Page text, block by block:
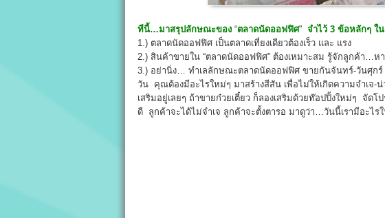
ทีนี้…มาสรุปลักษณะของ “ตลาดนัดออฟฟิศ” จำไว้ 3 ข้อหลักๆ ใ
1.) ตลาดนัดออฟฟิศ เป็นตลาดเที่ยงเดียวต้องเร็ว และ แรง
2.) สินค้าขายใน “ตลาดนัดออฟฟิศ” ต้องเหมาะสม รู้จักลูกค้า…
3.) อย่านิ่ง… ทำเลลักษณะตลาดนัดออฟฟิศ ขายกันจันทร์-วันศุกร์
วัน คุณต้องมีอะไรใหม่ๆ มาสร้างสีสัน เพื่อไม่ให้เกิดความจำเจ-
เสริมอยู่เลยๆ ถ้าขายก๋วยเตี๋ยว ก็ลองเสริมด้วยท๊อปปิ้งใหม่ๆ จัด
ดี ลูกค้าจะได้ไม่จำเจ ลูกค้าจะตั้งตารอ มาดูว่า…วันนี้เรามีอะไร